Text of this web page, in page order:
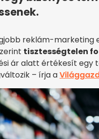
reklám-marketing
tisztességtelen
ár alatt értékesít egy
– írja a